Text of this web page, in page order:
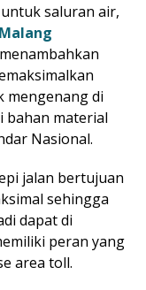
saluran air,
mengenang di
bahan material
Nasional.
jalan bertujuan
sehingga
dapat di
peran yang
area toll.